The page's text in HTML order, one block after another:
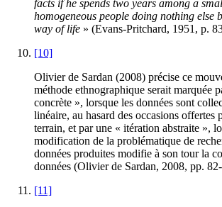
facts if he spends two years among a
homogeneous people doing nothing else
way of life » (Evans-Pritchard, 1951, p.
[10]
Olivier de Sardan (2008) précise ce
méthode ethnographique serait marquée
concrète », lorsque les données sont
linéaire, au hasard des occasions offertes
terrain, et par une « itération abstraite »,
modification de la problématique de
données produites modifie à son tour la
données (Olivier de Sardan, 2008, pp.
[11]